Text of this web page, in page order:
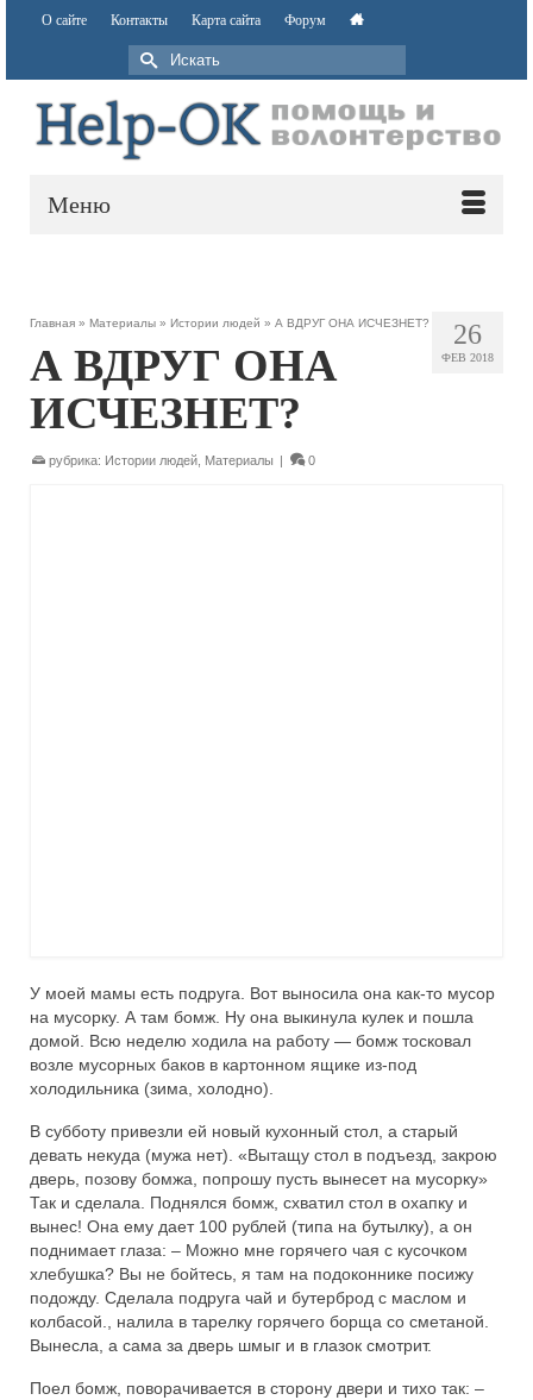
О сайте Контакты Карта сайта Форум
Меню
26
ФЕВ 2018
Главная » Материалы » Истории людей » А ВДРУГ ОНА ИСЧЕЗНЕТ?
А ВДРУГ ОНА
ИСЧЕЗНЕТ?
рубрика: Истории людей Материалы | 0
У моей мамы есть подруга. Вот выносила она как-то мусор
на мусорку. А там бомж. Ну она выкинула кулек и пошла
домой. Всю неделю ходила на работу — бомж тосковал
возле мусорных баков в картонном ящике из-под
холодильника (зима, холодно).
В субботу привезли ей новый кухонный стол, а старый
девать некуда (мужа нет). «Вытащу стол в подъезд, закрою
дверь, позову бомжа, попрошу пусть вынесет на мусорку»
Так и сделала. Поднялся бомж, схватил стол в охапку и
вынес! Она ему дает 100 рублей (типа на бутылку), а он
поднимает глаза: – Можно мне горячего чая с кусочком
хлебушка? Вы не бойтесь, я там на подоконнике посижу
подожду. Сделала подруга чай и бутерброд с маслом и
колбасой., налила в тарелку горячего борща со сметаной.
Вынесла, а сама за дверь шмыг и в глазок смотрит.
Поел бомж, поворачивается в сторону двери и тихо так: –